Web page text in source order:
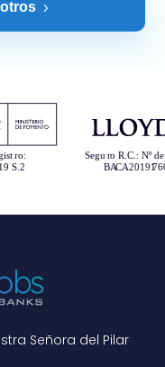
Señora del Pilar